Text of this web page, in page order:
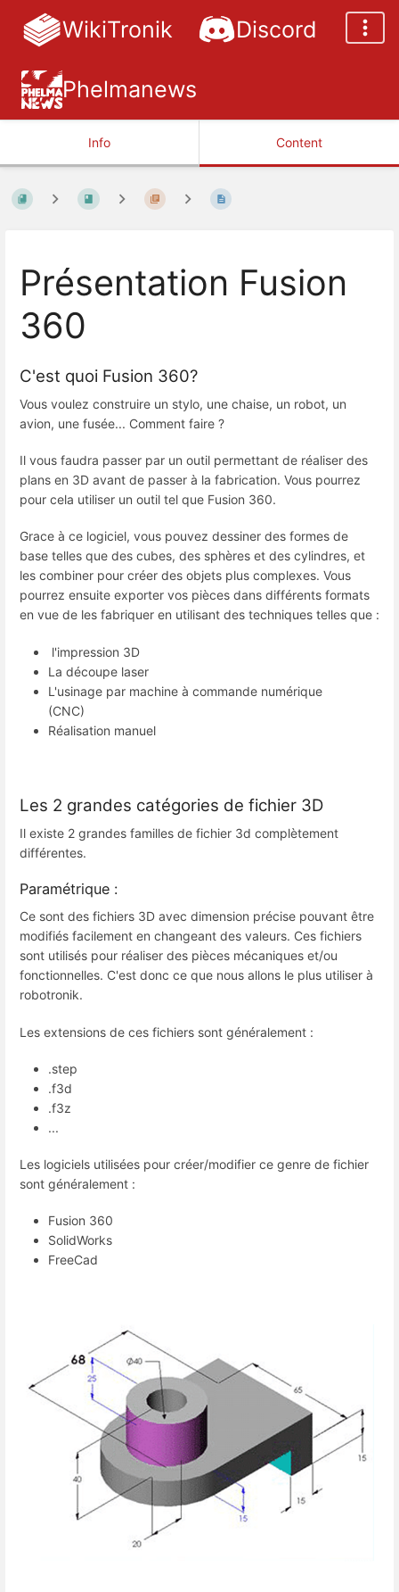
WikiTronik Discord
Phelmanews
Info Content
Présentation Fusion
360
C'est quoi Fusion 360?
Vous voulez construire un stylo, une chaise, un robot, un
avion, une fusée... Comment faire ?
Il vous faudra passer par un outil permettant de réaliser des
plans en 3D avant de passer à la fabrication. Vous pourrez
pour cela utiliser un outil tel que Fusion 360.
Grace à ce logiciel, vous pouvez dessiner des formes de
base telles que des cubes, des sphères et des cylindres, et
les combiner pour créer des objets plus complexes. Vous
pourrez ensuite exporter vos pièces dans différents formats
en vue de les fabriquer en utilisant des techniques telles que :
l'impression 3D
La découpe laser
L'usinage par machine à commande numérique
(CNC)
Réalisation manuel
Les 2 grandes catégories de fichier 3D
Il existe 2 grandes familles de fichier 3d complètement
différentes.
Paramétrique :
Ce sont des fichiers 3D avec dimension précise pouvant être
modifiés facilement en changeant des valeurs. Ces fichiers
sont utilisés pour réaliser des pièces mécaniques et/ou
fonctionnelles. C'est donc ce que nous allons le plus utiliser à
robotronik.
Les extensions de ces fichiers sont généralement :
.step
.f3d
.f3z
...
Les logiciels utilisées pour créer/modifier ce genre de fichier
sont généralement :
Fusion 360
SolidWorks
FreeCad